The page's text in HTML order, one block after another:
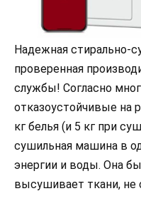
Надежная стирально-
проверенная
службы! Согласно
отказоустойчивые
кг белья (и 5 кг при
сушильная машина в
энергии и воды. Она
высушивает ткани, не